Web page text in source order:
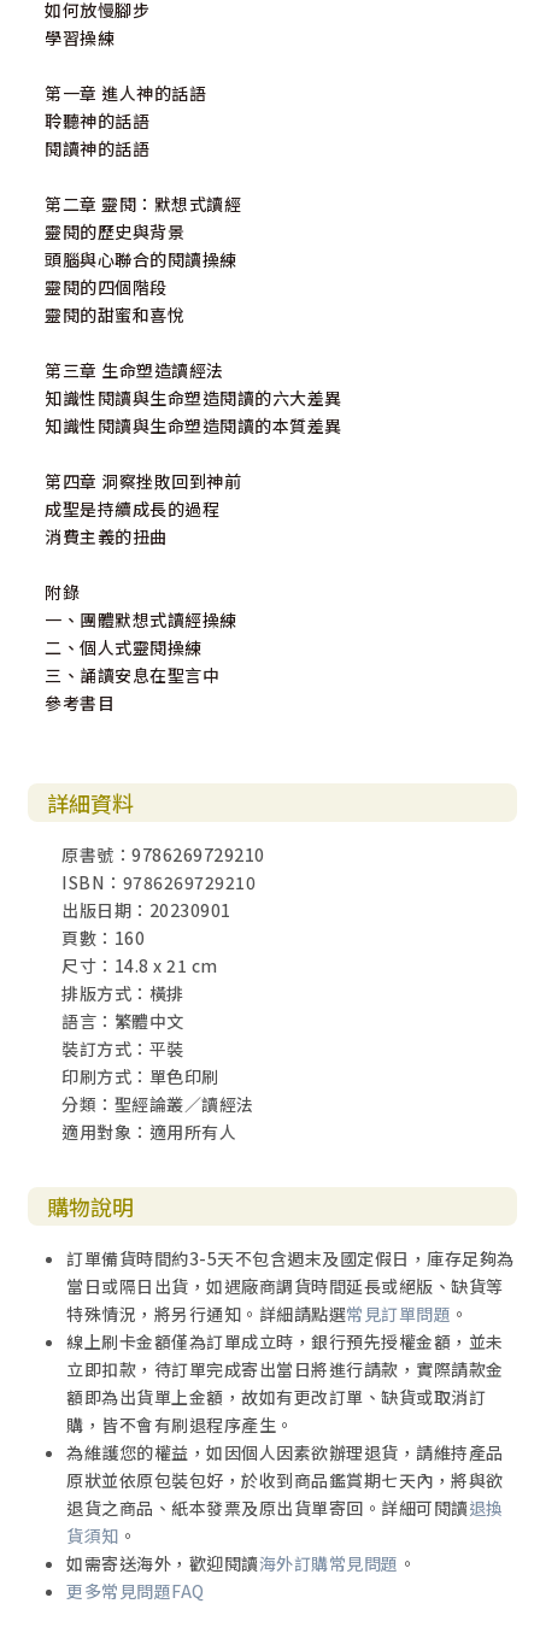
的指引。願它 作為你個人成長的催化劑，深化你對神的愛，
的人。
本書出版的起源要追 溯到賈自功社長，他聽我分享了有
督徒將會很有價值，因此建議將這些內容分享給更多的讀
者。他找了他最好的編輯王芬妮姐妹來記錄我分享的內容，
並細心審查這些錄音，將它們翻譯成手稿。對於真哪噠團隊
在編輯和出版書籍方面的慷慨、鼓勵和嫻熟的工作，我深表
感激。若沒有他們的幫助，本書將無法面世。 感謝我親愛的
感謝中華福音神學院的學生和不同教會的基督徒，在課程、
教會和退修會上聆聽我講授這份教材，感謝你們通過提問、
肯定和互動，讓這份教材得以更豐富。 最後，感謝我的妻子
現愛心。如果沒有你們的愛、喜悅和啟發，我無法在靈性上
不斷成長。
如何放慢腳步
學習操練
第一章 進人神的話語
聆聽神的話語
閱讀神的話語
第二章 靈閱：默想式讀經
靈閱的歷史與背景
頭腦與心聯合的閱讀操練
靈閱的四個階段
靈閱的甜蜜和喜悅
第三章 生命塑造讀經法
知識性閱讀與生命塑造閱讀的六大差異
知識性閱讀與生命塑造閱讀的本質差異
第四章 洞察挫敗回到神前
成聖是持續成長的過程
消費主義的扭曲
附錄
一、團體默想式讀經操練
二、個人式靈閱操練
三、誦讀安息在聖言中
參考書目
詳細資料
原書號：9786269729210
ISBN：9786269729210
出版日期：20230901
頁數：160
尺寸：14.8 x 21 cm
排版方式：橫排
語言：繁體中文
裝訂方式：平裝
印刷方式：單色印刷
分類：聖經論叢／讀經法
適用對象：適用所有人
購物說明
訂單備貨時間約3-5天不包含週末及國定假日，庫存足夠為
當日或隔日出貨，如遇廠商調貨時間延長或絕版、缺貨等
特殊情況，將另行通知。詳細請點選常見訂單問題 。
線上刷卡金額僅為訂單成立時，銀行預先授權金額，並未
立即扣款，待訂單完成寄出當日將進行請款，實際請款金
額即為出貨單上金額，故如有更改訂單、缺貨或取消訂
購，皆不會有刷退程序產生。
為維護您的權益，如因個人因素欲辦理退貨，請維持產品
原狀並依原包裝包好，於收到商品鑑賞期七天內，將與欲
退貨之商品、紙本發票及原出貨單寄回。詳細可閱讀退換
貨須知 。
如需寄送海外，歡迎閱讀海外訂購常見問題 。
更多常見問題FAQ